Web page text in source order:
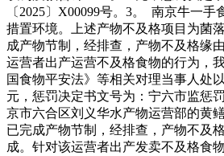
〔2025〕X00099号。3。 南京牛一
措置环境。上述产物不及格项目为菌
成产物节制，经排查，产物不及格缘
运营者出产运营不及格食物的行为，
国食物平安法》等相关对理当事人处
元，惩罚决定书文号为：宁六市监惩
京市六合区刘义华水产物运营部的黄
已完成产物节制，经排查，产物不及
成。针对该运营者出产发卖不及格食